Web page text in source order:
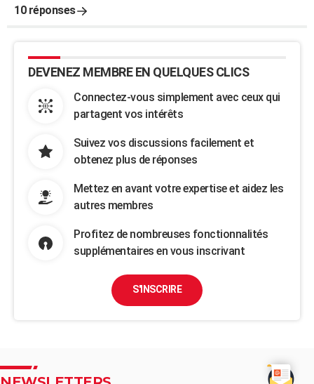
10 réponses
DEVENEZ MEMBRE EN QUELQUES CLICS
Connectez-vous simplement avec ceux qui
partagent vos intérêts
Suivez vos discussions facilement et
obtenez plus de réponses
Mettez en avant votre expertise et aidez les
autres membres
Profitez de nombreuses fonctionnalités
supplémentaires en vous inscrivant
S'INSCRIRE